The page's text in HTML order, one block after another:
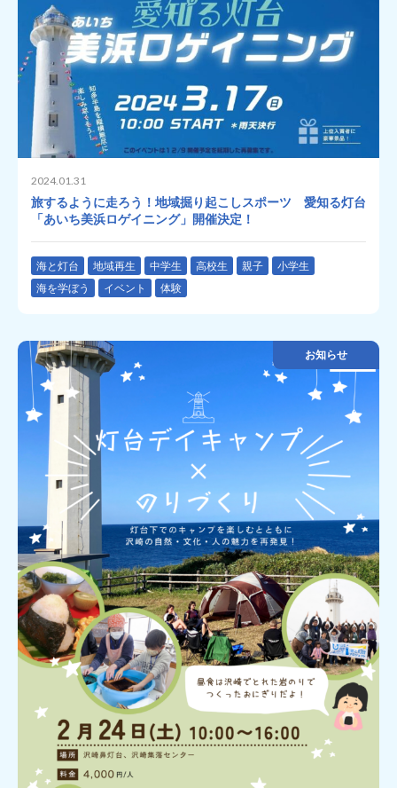
2024.01.31
旅するように走ろう！地域掘り起こしスポーツ 愛知る灯台
「あいち美浜ロゲイニング」開催決定！
海と灯台 地域再生 中学生 高校生 親子
小学生
海を学ぼう
イベント 体験
お知らせ